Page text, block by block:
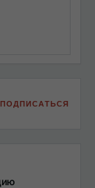
ПОДПИСАТЬСЯ